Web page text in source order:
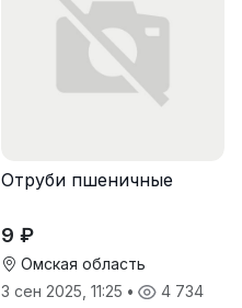
Отруби пшеничные
9 ₽
Омская область
3 сен 2025, 11:25 • 4 734